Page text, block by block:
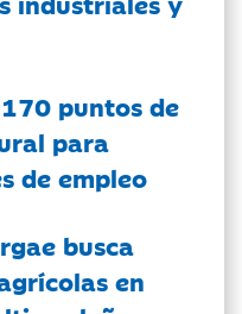
puntos de
para
de empleo
busca
en